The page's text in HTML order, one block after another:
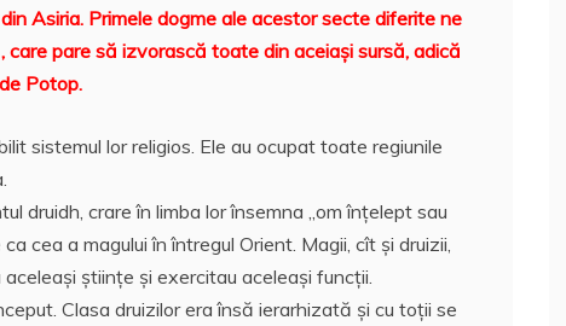
Asiria. Primele dogme ale acestor secte diferite ne
pare să izvorască toate din aceiaşi sursă, adică
Potop.
sistemul lor religios. Ele au ocupat toate regiunile
druidh, crare în limba lor însemna „om înţelept sau
cea a magului în întregul Orient. Magii, cît şi druizii,
ştiinţe şi exercitau aceleaşi funcţii.
Clasa druizilor era însă ierarhizată şi cu toţii se